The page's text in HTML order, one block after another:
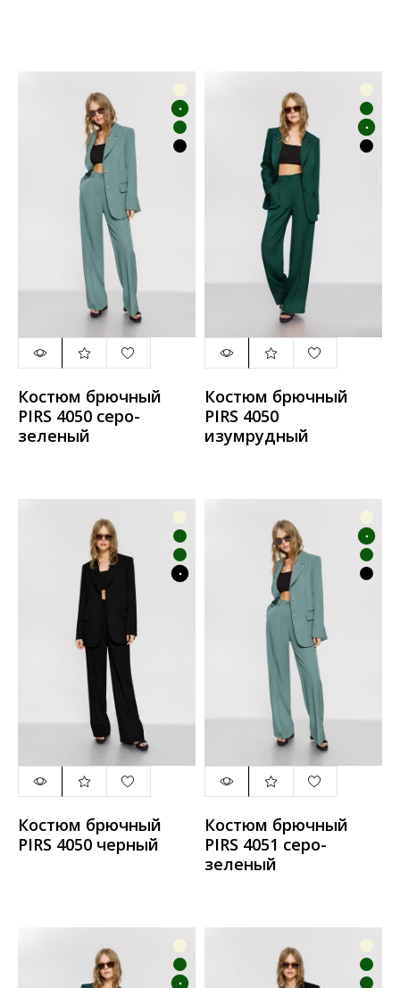
Костюм брючный
PIRS 4050 серо-
зеленый
Костюм брючный
PIRS 4050
изумрудный
Костюм брючный
PIRS 4050 черный
Костюм брючный
PIRS 4051 серо-
зеленый